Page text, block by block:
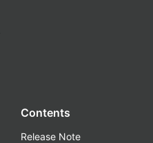
Contents
Release Note